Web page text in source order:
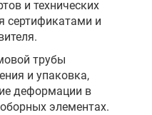
и технических
сертификатами и
трубы
и упаковка,
деформации в
элементах.